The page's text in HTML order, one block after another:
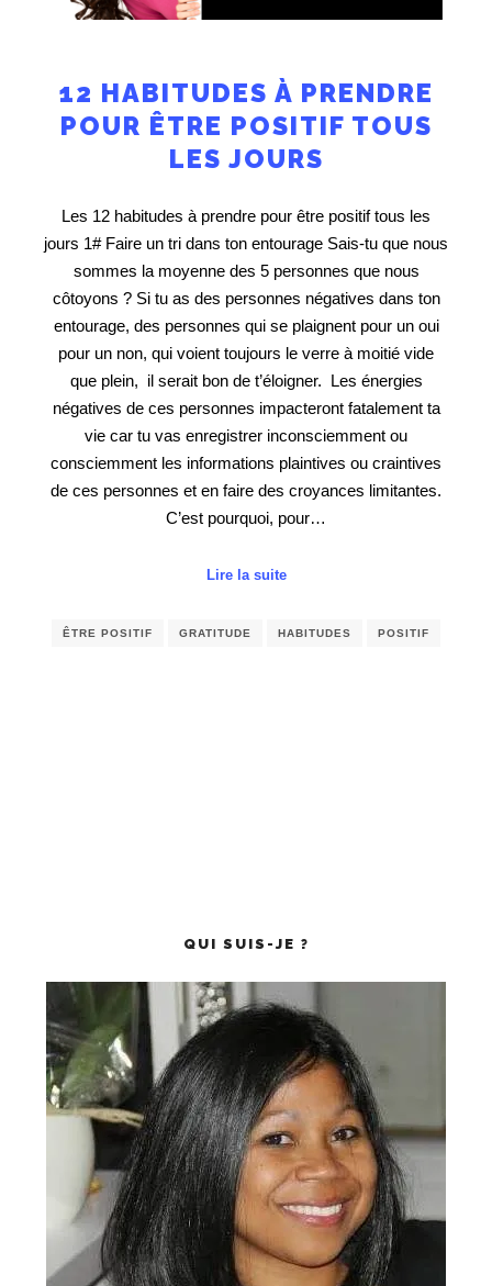
12 HABITUDES À PRENDRE
POUR ÊTRE POSITIF TOUS
LES JOURS
Les 12 habitudes à prendre pour être positif tous les
jours 1# Faire un tri dans ton entourage Sais-tu que nous
sommes la moyenne des 5 personnes que nous
côtoyons ? Si tu as des personnes négatives dans ton
entourage, des personnes qui se plaignent pour un oui
pour un non, qui voient toujours le verre à moitié vide
que plein, il serait bon de t’éloigner. Les énergies
négatives de ces personnes impacteront fatalement ta
vie car tu vas enregistrer inconsciemment ou
consciemment les informations plaintives ou craintives
de ces personnes et en faire des croyances limitantes.
C’est pourquoi, pour…
Lire la suite
ÊTRE POSITIF GRATITUDE HABITUDES POSITIF
QUI SUIS-JE ?